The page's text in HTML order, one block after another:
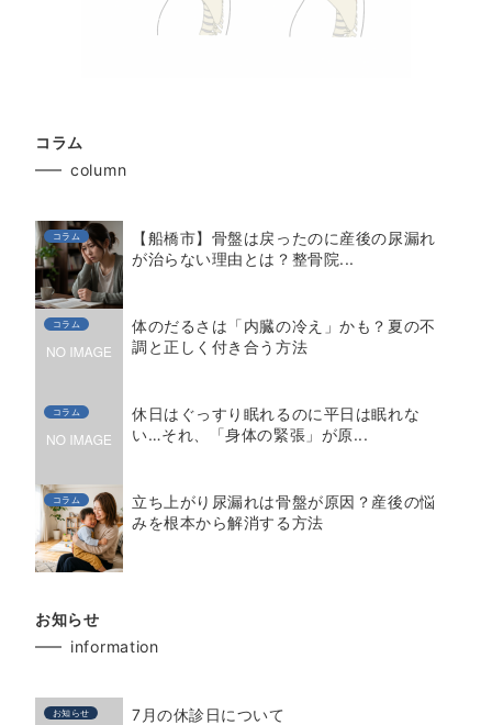
コラム
column
コラム
【船橋市】骨盤は戻ったのに産後の尿漏れ
が治らない理由とは？整骨院...
コラム
体のだるさは「内臓の冷え」かも？夏の不
調と正しく付き合う方法
コラム
休日はぐっすり眠れるのに平日は眠れな
い…それ、「身体の緊張」が原...
コラム
立ち上がり尿漏れは骨盤が原因？産後の悩
みを根本から解消する方法
お知らせ
information
お知らせ 7月の休診日について